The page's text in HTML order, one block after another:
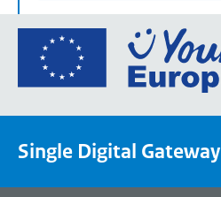
Single Digital Gateway